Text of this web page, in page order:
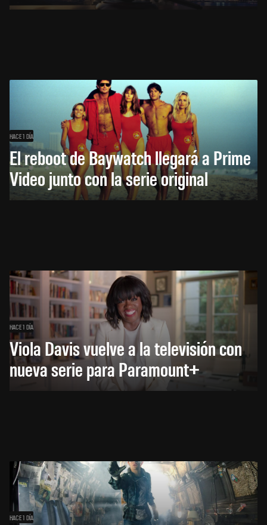
HACE 1 DÍA
El reboot de Baywatch llegará a Prime
Video junto con la serie original
HACE 1 DÍA
Viola Davis vuelve a la televisión con
nueva serie para Paramount+
HACE 1 DÍA